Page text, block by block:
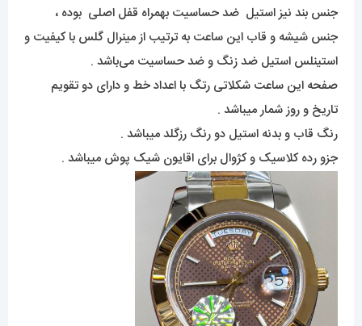
جنس بند نیز استیل ضد حساسیت بهمراه قفل اصلی بوده ،
جنس شیشه و قاب این ساعت به ترتیب از مینرال گلس با کیفیت و
استینلس استیل ضد زنگ و ضد حساسیت می‌باشد .
صفحه این ساعت شکلاتی رتگ با اعداد خط و دارای دو تقویم
تاریخ و روز شمار میباشد .
رنگ قاب و بدنه استیل دو رنگ رزگلد میباشد .
جزو رده کلاسیک و کژوال برای اقایون شیک پوش میباشد .